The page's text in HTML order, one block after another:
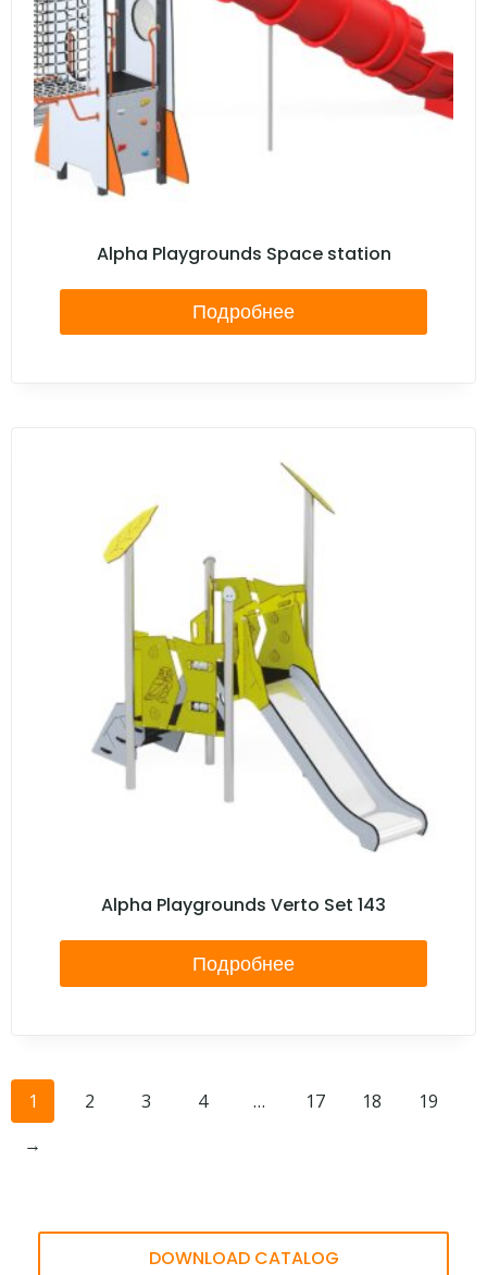
Alpha Playgrounds Space station
Подробнее
Alpha Playgrounds Verto Set 143
Подробнее
1 2 3 4 … 17 18
19
→
DOWNLOAD CATALOG